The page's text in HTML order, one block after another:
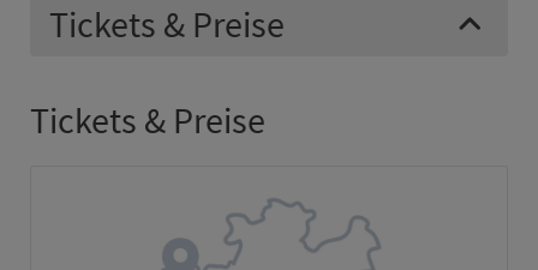
Tickets & Preise
Tickets & Preise